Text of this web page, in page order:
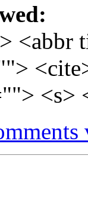
<abbr
<s>